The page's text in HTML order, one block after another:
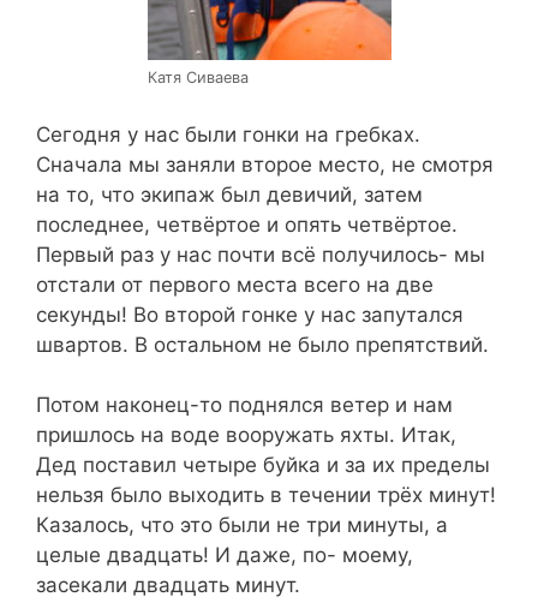
Катя Сиваева
Сегодня у нас были гонки на гребках.
Сначала мы заняли второе место, не смотря
на то, что экипаж был девичий, затем
последнее, четвёртое и опять четвёртое.
Первый раз у нас почти всё получилось- мы
отстали от первого места всего на две
секунды! Во второй гонке у нас запутался
швартов. В остальном не было препятствий.
Потом наконец-то поднялся ветер и нам
пришлось на воде вооружать яхты. Итак,
Дед поставил четыре буйка и за их пределы
нельзя было выходить в течении трёх минут!
Казалось, что это были не три минуты, а
целые двадцать! И даже, по- моему,
засекали двадцать минут.